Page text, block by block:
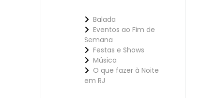
Balada
Eventos ao Fim de
Semana
Festas e Shows
Música
O que fazer à Noite
em RJ